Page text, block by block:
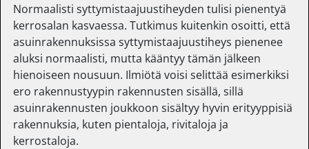
Normaalisti syttymistaajuustiheyden tulisi pienentyä
kerrosalan kasvaessa. Tutkimus kuitenkin osoitti, että
asuinrakennuksissa syttymistaajuustiheys pienenee
aluksi normaalisti, mutta kääntyy tämän jälkeen
hienoiseen nousuun. Ilmiötä voisi selittää esimerkiksi
ero rakennustyypin rakennusten sisällä, sillä
asuinrakennusten joukkoon sisältyy hyvin erityyppisiä
rakennuksia, kuten pientaloja, rivitaloja ja
kerrostaloja.